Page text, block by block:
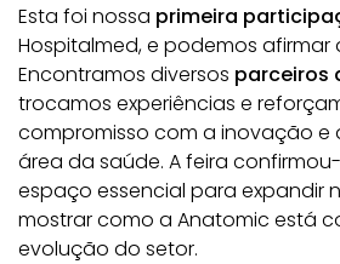
Esta foi nossa primeira
Hospitalmed, e podemos afirmar
Encontramos diversos parceiros
trocamos experiências e
compromisso com a inovação e
área da saúde. A feira
espaço essencial para expandir
mostrar como a Anatomic está
evolução do setor.